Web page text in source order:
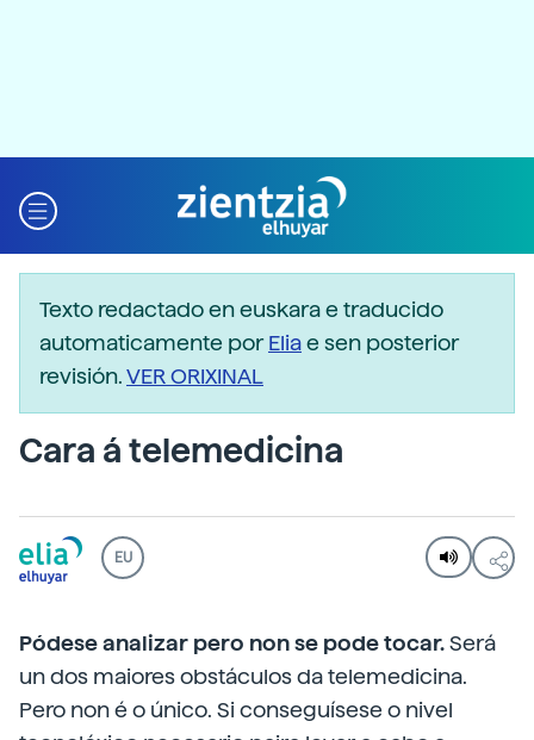
Texto redactado en euskara e traducido
automaticamente porEliae sen posterior
revisión.VER ORIXINAL
Cara á telemedicina
EU
Pódese analizar pero non se pode tocar.Será
un dos maiores obstáculos da telemedicina.
Pero non é o único. Si conseguísese o nivel